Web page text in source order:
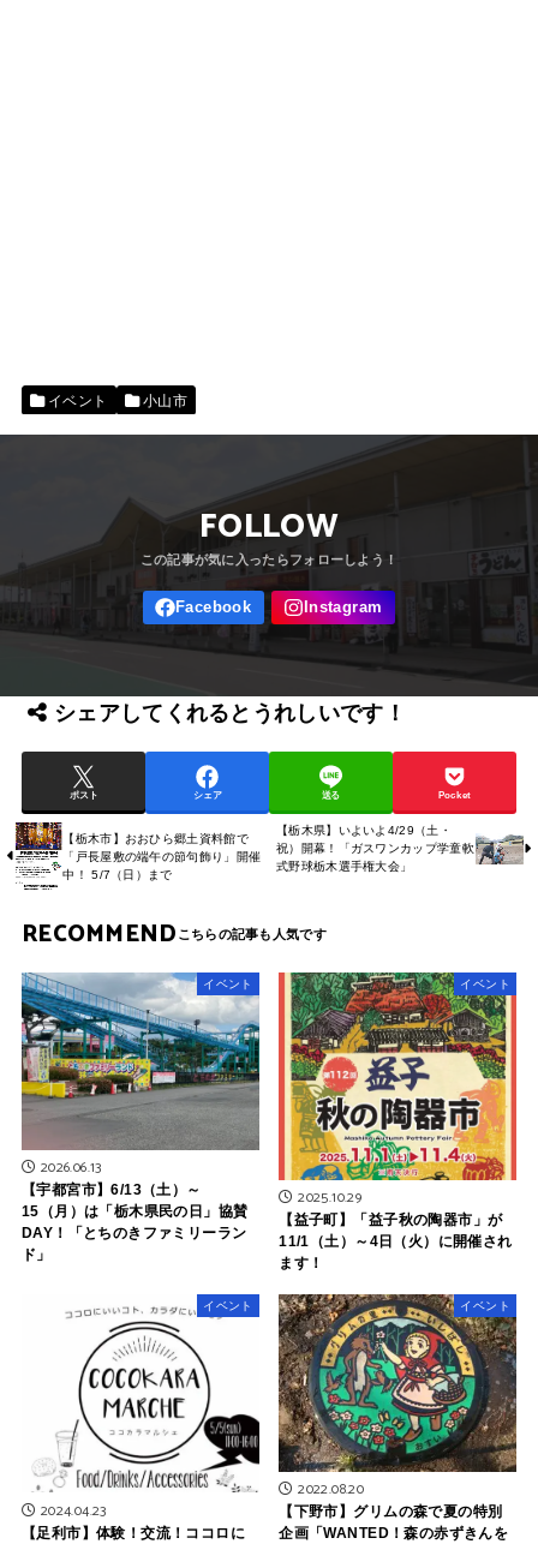
イベント 小山市
FOLLOW
シェアしてくれるとうれしいです！
ポスト シェア 送る Pocket
【栃木市】おおひら郷土資料館で
「戸長屋敷の端午の節句飾り」開催
中！ 5/7（日）まで
【栃木県】いよいよ4/29（土・
祝）開幕！「ガスワンカップ学童軟
式野球栃木選手権大会」
RECOMMEND
イベント
2026.06.13
【宇都宮市】6/13（土）～
15（月）は「栃木県民の日」協賛
DAY！「とちのきファミリーラン
ド」
イベント
2025.10.29
【益子町】「益子秋の陶器市」が
11/1（土）～4日（火）に開催され
ます！
イベント
2024.04.23
【足利市】体験！交流！ココロに
イベント
2022.08.20
【下野市】グリムの森で夏の特別
企画「WANTED！森の赤ずきんを